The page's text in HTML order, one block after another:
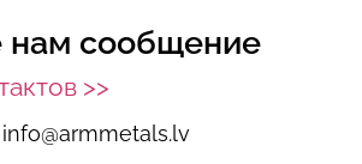
нам сообщение
>>